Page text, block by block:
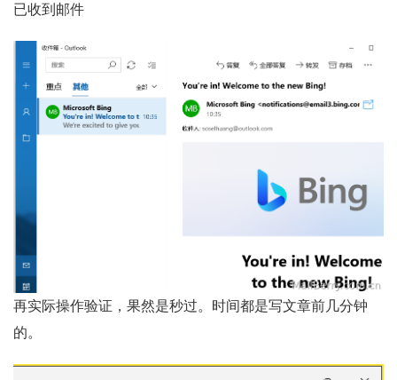
已收到邮件
再实际操作验证，果然是秒过。时间都是写文章前几分钟
的。